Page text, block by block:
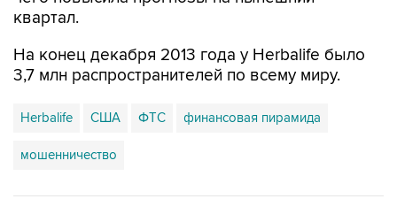
На конец декабря 2013 года у Herbalife было
Herbalife США ФТС финансовая пирамида
мошенничество